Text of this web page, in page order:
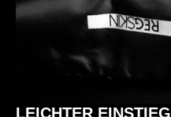
LEICHTER EINSTIEG